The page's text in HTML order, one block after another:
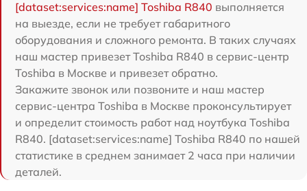
[dataset:services:name] Toshiba R840 выполняется
на выезде, если не требует габаритного
оборудования и сложного ремонта. В таких случаях
наш мастер привезет Toshiba R840 в сервис-центр
Toshiba в Москве и привезет обратно.
Закажите звонок или позвоните и наш мастер
сервис-центра Toshiba в Москве проконсультирует
и определит стоимость работ над ноутбука Toshiba
R840. [dataset:services:name] Toshiba R840 по нашей
статистике в среднем занимает 2 часа при наличии
деталей.